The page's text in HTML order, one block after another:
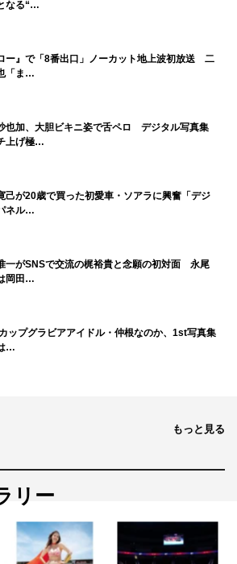
なる“…
ー』で「8番出口」ノーカット地上波初放送 二
「ま…
也加、大胆ビキニ姿で舌ペロ デジタル写真集
上げ極…
己が20歳で買った初愛車・ソアラに興奮「デジ
ネル…
一がSNSで交流の梶裕貴と念願の初対面 永尾
岡田…
ップグラビアアイドル・仲根なのか、1st写真集
…
もっと見る
リー